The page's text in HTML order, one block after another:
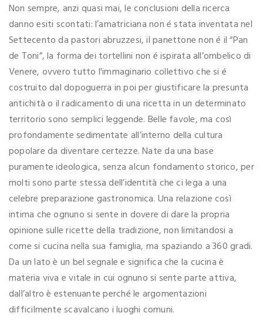
Non sempre, anzi quasi mai, le conclusioni della ricerca
danno esiti scontati: l’amatriciana non é stata inventata nel
Settecento da pastori abruzzesi, il panettone non é il “Pan
de Toni”, la forma dei tortellini non é ispirata all’ombelico di
Venere, ovvero tutto l'immaginario collettivo che si é
costruito dal dopoguerra in poi per giustificare la presunta
antichità o il radicamento di una ricetta in un determinato
territorio sono semplici leggende. Belle favole, ma così
profondamente sedimentate all’interno della cultura
popolare da diventare certezze. Nate da una base
puramente ideologica, senza alcun fondamento storico, per
molti sono parte stessa dell’identità che ci lega a una
celebre preparazione gastronomica. Una relazione così
intima che ognuno si sente in dovere di dare la propria
opinione sulle ricette della tradizione, non limitandosi a
come si cucina nella sua famiglia, ma spaziando a 360 gradi.
Da un lato è un bel segnale e significa che la cucina è
materia viva e vitale in cui ognuno si sente parte attiva,
dall’altro è estenuante perché le argomentazioni
difficilmente scavalcano i luoghi comuni.